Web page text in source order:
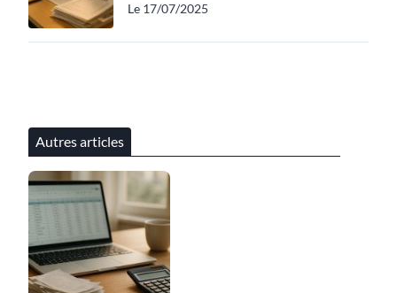
Le 17/07/2025
Autres articles